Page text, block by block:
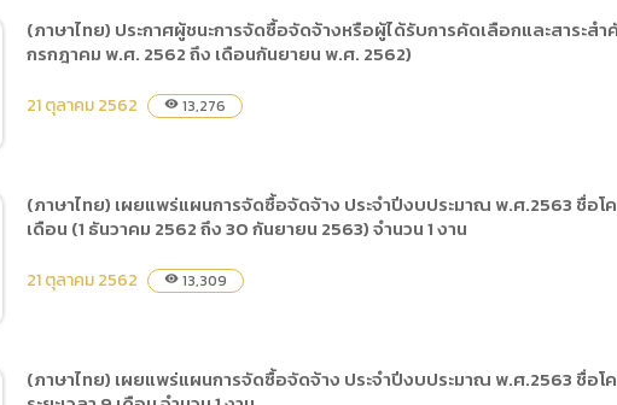
(ภาษาไทย) ประกาศผู้ชนะการจัดซื้อจัดจ้างหรือผู้ได้รับการคัดเลือกและสาร
กรกฎาคม พ.ศ. 2562 ถึง เดือนกันยายน พ.ศ. 2562)
21 ตุลาคม 2562 visibility 13,276
(ภาษาไทย) เผยแพร่แผนการจัดซื้อจัดจ้าง ประจำปีงบประมาณ พ.ศ.2563 ชื่อโ
เดือน (1 ธันวาคม 2562 ถึง 30 กันยายน 2563) จำนวน 1 งาน
21 ตุลาคม 2562 visibility 13,309
(ภาษาไทย) เผยแพร่แผนการจัดซื้อจัดจ้าง ประจำปีงบประมาณ พ.ศ.2563 ชื่อ